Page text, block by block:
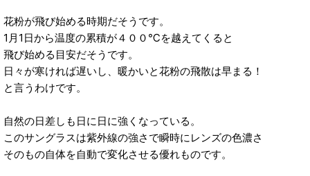
花粉が飛び始める時期だそうです。
1月1日から温度の累積が４００℃を越えてくると
飛び始める目安だそうです。
日々が寒ければ遅いし、暖かいと花粉の飛散は早まる！
と言うわけです。
自然の日差しも日に日に強くなっている。
このサングラスは紫外線の強さで瞬時にレンズの色濃さ
そのもの自体を自動で変化させる優れものです。